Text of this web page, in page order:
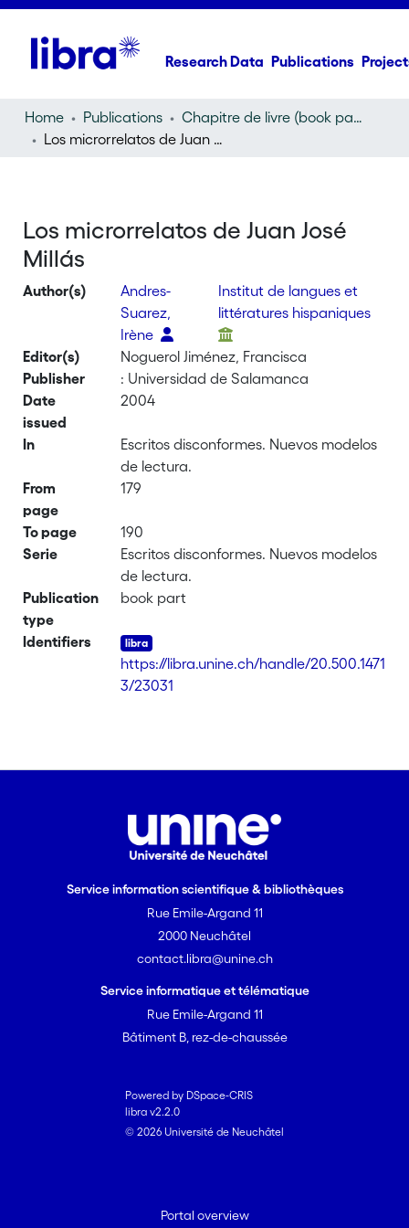
Research Data Publications
Home Publications
Chapitre de livre (book part)
Los microrrelatos de Juan José Millás
Los microrrelatos de Juan José
Millás
Author(s)
Andres-
Suarez,
Irène
Institut de langues et
littératures hispaniques
Editor(s)
Noguerol Jiménez, Francisca
Publisher
: Universidad de Salamanca
Date
issued
2004
In
Escritos disconformes. Nuevos modelos
de lectura.
From
page
179
To page
190
Serie
Escritos disconformes. Nuevos modelos
de lectura.
Publication
type
book part
Identifiers
https://libra.unine.ch/handle/20.500.1471
3/23031
Service information scientifique & bibliothèques
Rue Emile-Argand 11
2000 Neuchâtel
contact.libra@unine.ch
Service informatique et télématique
Rue Emile-Argand 11
Bâtiment B, rez-de-chaussée
Powered by DSpace-CRIS
libra v2.2.0
© 2026 Université de Neuchâtel
Portal overview